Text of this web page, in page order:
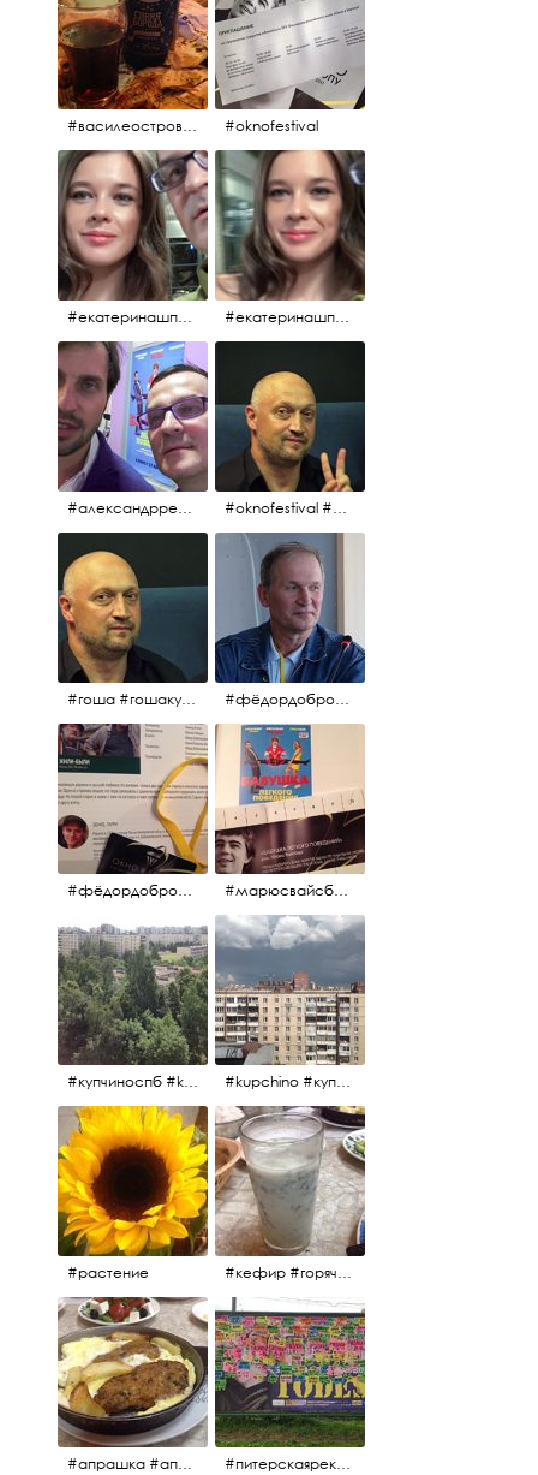
#василеостровское #синяяборода #пиво #пивовобла #вобла #рыба #oknofestival
#екатеринашпица #шпица @ekaterinashpitsa #екатеринашпица #шпица @ekaterinashpitsa
#александрревва #ревва #артурпирожков #бабушкалегкогоповедения @arthurpirozhkov #oknofestival #gosha #гошакуценко
#гоша #гошакуценко #oknofestival #фёдордобронравов #кино #хорошеекино #жилибыли
#фёдордобронравов #эдуардпарри #жилибыли #иринарозанова #марюсвайсберг #александрревва #глюкоза #любовьвбольшомгороде #ххvфестивальроссийскогокино
#купчиноспб #kupchino #kupchino #купчиноспб
#растение #кефир #горячийкефир #национальноеблюдо #лаваш #вкусно
#апрашка #апраксиндвор #кафенаапрашке #куринаякотлетанасковороде #сковородка #кафедлясвоих #питерскаяреклама #todes #куколки #окраинапитера #фрунзенскийрайон